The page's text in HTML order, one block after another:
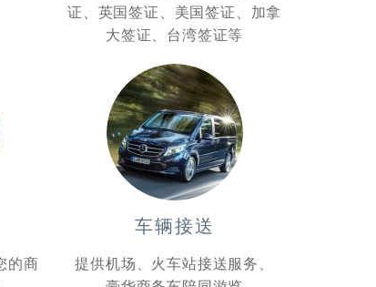
证、英国签证、美国签证、加拿
大签证、台湾签证等
的商
车辆接送
提供机场、火车站接送服务、